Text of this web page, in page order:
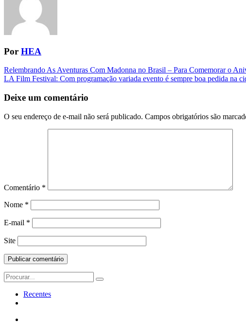
Por HEA
Navegação
da
Postagem
Relembrando As Aventuras Com Madonna no Brasil – Para Comemorar o
LA Film Festival: Com programação variada evento é sempre boa pedida na
Deixe um comentário
O seu endereço de e-mail não será publicado. Campos obrigatórios são
Comentário *
Nome *
E-mail *
Site
Search
for:
Recentes